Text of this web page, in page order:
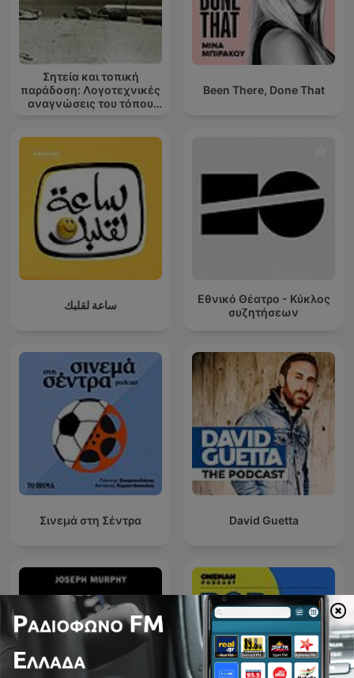
Σητεία και τοπική
παράδοση: Λογοτεχνικές
αναγνώσεις του τόπου
Been There, Done That
ساعة لقلبك
Εθνικό Θέατρο - Κύκλος
συζητήσεων
Σινεμά στη Σέντρα David Guetta